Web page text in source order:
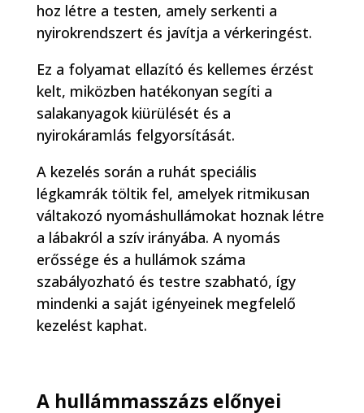
hoz létre a testen, amely serkenti a
nyirokrendszert és javítja a vérkeringést.
Ez a folyamat ellazító és kellemes érzést
kelt, miközben hatékonyan segíti a
salakanyagok kiürülését és a
nyirokáramlás felgyorsítását.
A kezelés során a ruhát speciális
légkamrák töltik fel, amelyek ritmikusan
váltakozó nyomáshullámokat hoznak létre
a lábakról a szív irányába. A nyomás
erőssége és a hullámok száma
szabályozható és testre szabható, így
mindenki a saját igényeinek megfelelő
kezelést kaphat.
A hullámmasszázs előnyei